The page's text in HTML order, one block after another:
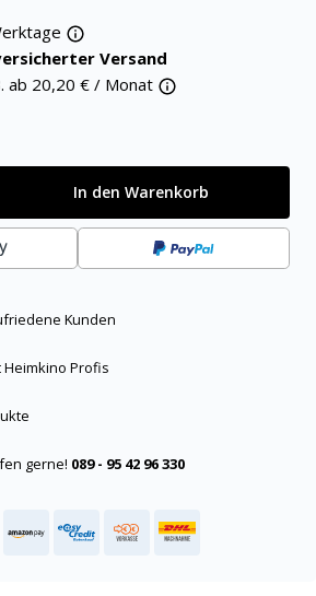
Versand
ab 20,20 € / Monat
In den Warenkorb
Kunden
Profis
gerne! 089 - 95 42 96 330